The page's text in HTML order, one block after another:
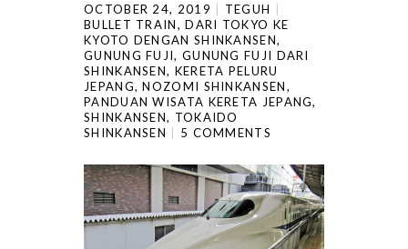
OCTOBER 24, 2019
TEGUH
BULLET TRAIN,DARI TOKYO KE
KYOTO DENGAN SHINKANSEN,
GUNUNG FUJI, GUNUNG FUJI DARI
SHINKANSEN, KERETA PELURU
JEPANG,NOZOMI SHINKANSEN,
PANDUAN WISATA KERETA JEPANG,
SHINKANSEN, TOKAIDO
SHINKANSEN
5 COMMENTS